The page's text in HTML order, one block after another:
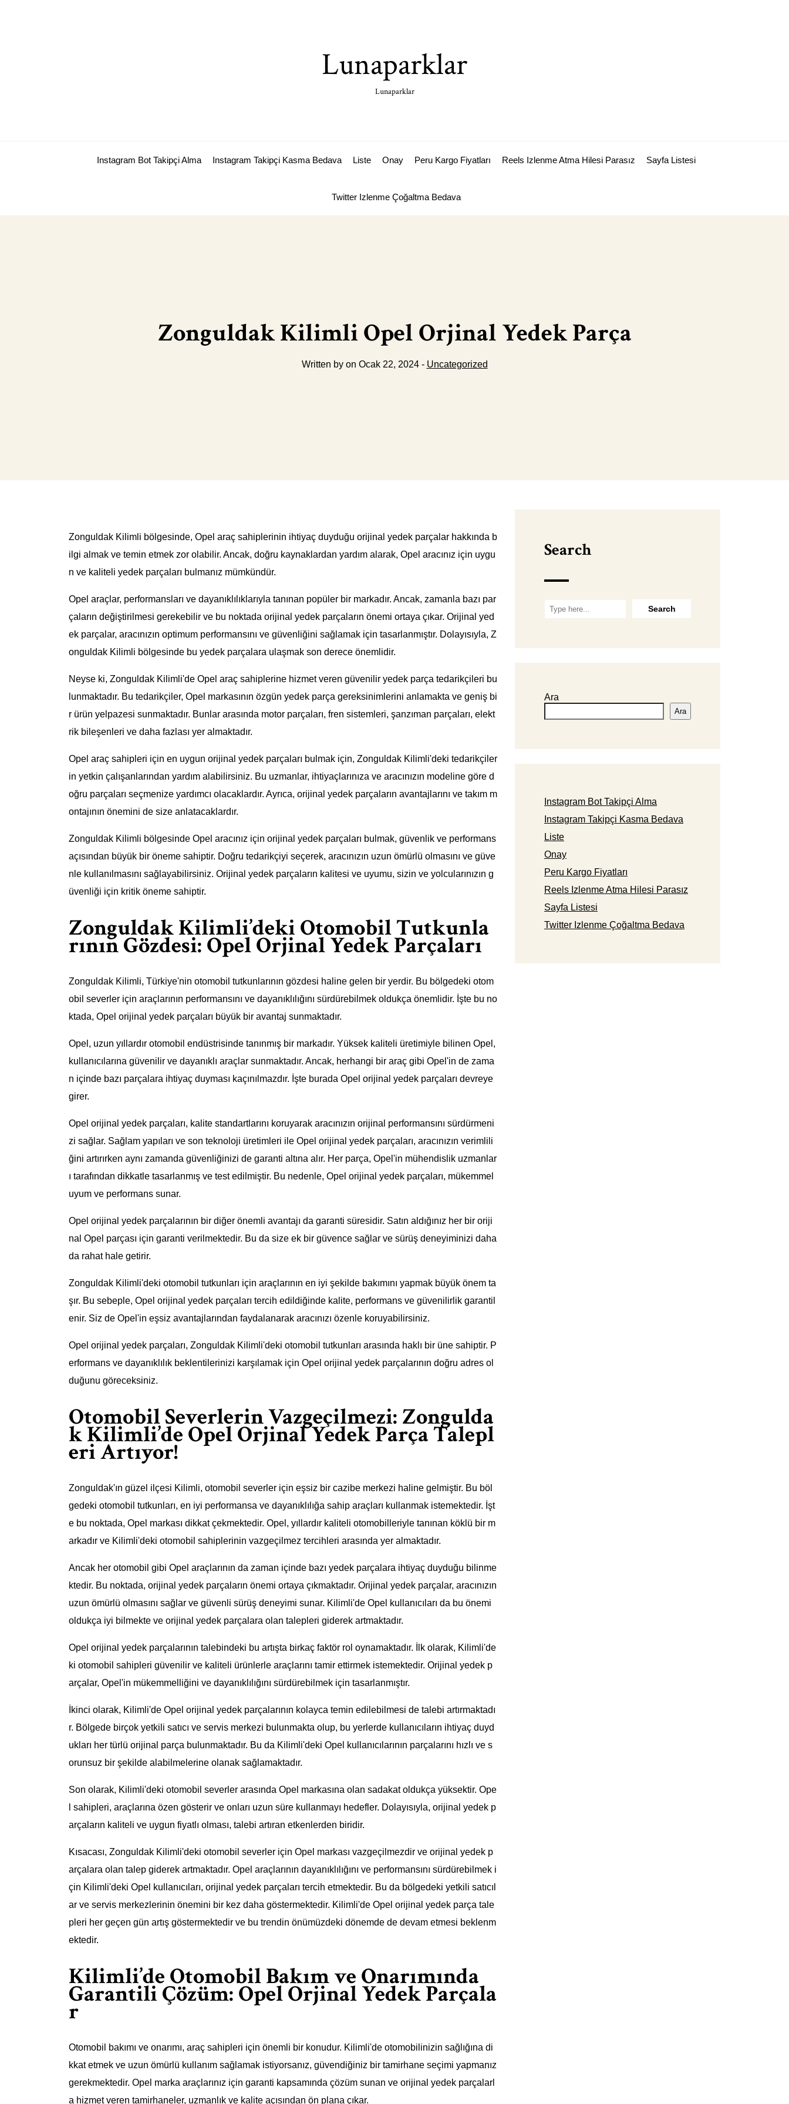
Lunaparklar
Lunaparklar
Instagram Bot Takipçi Alma Instagram Takipçi Kasma Bedava Liste Onay Peru Kargo Fiyatları Reels Izlenme Atma Hilesi Parasız Sayfa Listesi
Twitter Izlenme Çoğaltma Bedava
Zonguldak Kilimli Opel Orjinal Yedek Parça
Written by on Ocak 22, 2024 - Uncategorized
Zonguldak Kilimli bölgesinde, Opel araç sahiplerinin ihtiyaç duyduğu orijinal yedek parçalar hakkında b
ilgi almak ve temin etmek zor olabilir. Ancak, doğru kaynaklardan yardım alarak, Opel aracınız için uygu
n ve kaliteli yedek parçaları bulmanız mümkündür.
Opel araçlar, performansları ve dayanıklılıklarıyla tanınan popüler bir markadır. Ancak, zamanla bazı par
çaların değiştirilmesi gerekebilir ve bu noktada orijinal yedek parçaların önemi ortaya çıkar. Orijinal yed
ek parçalar, aracınızın optimum performansını ve güvenliğini sağlamak için tasarlanmıştır. Dolayısıyla, Z
onguldak Kilimli bölgesinde bu yedek parçalara ulaşmak son derece önemlidir.
Neyse ki, Zonguldak Kilimli'de Opel araç sahiplerine hizmet veren güvenilir yedek parça tedarikçileri bu
lunmaktadır. Bu tedarikçiler, Opel markasının özgün yedek parça gereksinimlerini anlamakta ve geniş bi
r ürün yelpazesi sunmaktadır. Bunlar arasında motor parçaları, fren sistemleri, şanzıman parçaları, elekt
rik bileşenleri ve daha fazlası yer almaktadır.
Opel araç sahipleri için en uygun orijinal yedek parçaları bulmak için, Zonguldak Kilimli'deki tedarikçiler
in yetkin çalışanlarından yardım alabilirsiniz. Bu uzmanlar, ihtiyaçlarınıza ve aracınızın modeline göre d
oğru parçaları seçmenize yardımcı olacaklardır. Ayrıca, orijinal yedek parçaların avantajlarını ve takım m
ontajının önemini de size anlatacaklardır.
Zonguldak Kilimli bölgesinde Opel aracınız için orijinal yedek parçaları bulmak, güvenlik ve performans
açısından büyük bir öneme sahiptir. Doğru tedarikçiyi seçerek, aracınızın uzun ömürlü olmasını ve güve
nle kullanılmasını sağlayabilirsiniz. Orijinal yedek parçaların kalitesi ve uyumu, sizin ve yolcularınızın g
üvenliği için kritik öneme sahiptir.
Zonguldak Kilimli’deki Otomobil Tutkunla
rının Gözdesi: Opel Orjinal Yedek Parçaları
Zonguldak Kilimli, Türkiye'nin otomobil tutkunlarının gözdesi haline gelen bir yerdir. Bu bölgedeki otom
obil severler için araçlarının performansını ve dayanıklılığını sürdürebilmek oldukça önemlidir. İşte bu no
ktada, Opel orijinal yedek parçaları büyük bir avantaj sunmaktadır.
Opel, uzun yıllardır otomobil endüstrisinde tanınmış bir markadır. Yüksek kaliteli üretimiyle bilinen Opel,
kullanıcılarına güvenilir ve dayanıklı araçlar sunmaktadır. Ancak, herhangi bir araç gibi Opel'in de zama
n içinde bazı parçalara ihtiyaç duyması kaçınılmazdır. İşte burada Opel orijinal yedek parçaları devreye
girer.
Opel orijinal yedek parçaları, kalite standartlarını koruyarak aracınızın orijinal performansını sürdürmeni
zi sağlar. Sağlam yapıları ve son teknoloji üretimleri ile Opel orijinal yedek parçaları, aracınızın verimlili
ğini artırırken aynı zamanda güvenliğinizi de garanti altına alır. Her parça, Opel'in mühendislik uzmanlar
ı tarafından dikkatle tasarlanmış ve test edilmiştir. Bu nedenle, Opel orijinal yedek parçaları, mükemmel
uyum ve performans sunar.
Opel orijinal yedek parçalarının bir diğer önemli avantajı da garanti süresidir. Satın aldığınız her bir oriji
nal Opel parçası için garanti verilmektedir. Bu da size ek bir güvence sağlar ve sürüş deneyiminizi daha
da rahat hale getirir.
Zonguldak Kilimli'deki otomobil tutkunları için araçlarının en iyi şekilde bakımını yapmak büyük önem ta
şır. Bu sebeple, Opel orijinal yedek parçaları tercih edildiğinde kalite, performans ve güvenilirlik garantil
enir. Siz de Opel'in eşsiz avantajlarından faydalanarak aracınızı özenle koruyabilirsiniz.
Opel orijinal yedek parçaları, Zonguldak Kilimli'deki otomobil tutkunları arasında haklı bir üne sahiptir. P
erformans ve dayanıklılık beklentilerinizi karşılamak için Opel orijinal yedek parçalarının doğru adres ol
duğunu göreceksiniz.
Otomobil Severlerin Vazgeçilmezi: Zongulda
k Kilimli’de Opel Orjinal Yedek Parça Talepl
eri Artıyor!
Zonguldak'ın güzel ilçesi Kilimli, otomobil severler için eşsiz bir cazibe merkezi haline gelmiştir. Bu böl
gedeki otomobil tutkunları, en iyi performansa ve dayanıklılığa sahip araçları kullanmak istemektedir. İşt
e bu noktada, Opel markası dikkat çekmektedir. Opel, yıllardır kaliteli otomobilleriyle tanınan köklü bir m
arkadır ve Kilimli'deki otomobil sahiplerinin vazgeçilmez tercihleri arasında yer almaktadır.
Ancak her otomobil gibi Opel araçlarının da zaman içinde bazı yedek parçalara ihtiyaç duyduğu bilinme
ktedir. Bu noktada, orijinal yedek parçaların önemi ortaya çıkmaktadır. Orijinal yedek parçalar, aracınızın
uzun ömürlü olmasını sağlar ve güvenli sürüş deneyimi sunar. Kilimli'de Opel kullanıcıları da bu önemi
oldukça iyi bilmekte ve orijinal yedek parçalara olan talepleri giderek artmaktadır.
Opel orijinal yedek parçalarının talebindeki bu artışta birkaç faktör rol oynamaktadır. İlk olarak, Kilimli'de
ki otomobil sahipleri güvenilir ve kaliteli ürünlerle araçlarını tamir ettirmek istemektedir. Orijinal yedek p
arçalar, Opel'in mükemmelliğini ve dayanıklılığını sürdürebilmek için tasarlanmıştır.
İkinci olarak, Kilimli'de Opel orijinal yedek parçalarının kolayca temin edilebilmesi de talebi artırmaktadı
r. Bölgede birçok yetkili satıcı ve servis merkezi bulunmakta olup, bu yerlerde kullanıcıların ihtiyaç duyd
ukları her türlü orijinal parça bulunmaktadır. Bu da Kilimli'deki Opel kullanıcılarının parçalarını hızlı ve s
orunsuz bir şekilde alabilmelerine olanak sağlamaktadır.
Son olarak, Kilimli'deki otomobil severler arasında Opel markasına olan sadakat oldukça yüksektir. Ope
l sahipleri, araçlarına özen gösterir ve onları uzun süre kullanmayı hedefler. Dolayısıyla, orijinal yedek p
arçaların kaliteli ve uygun fiyatlı olması, talebi artıran etkenlerden biridir.
Kısacası, Zonguldak Kilimli'deki otomobil severler için Opel markası vazgeçilmezdir ve orijinal yedek p
arçalara olan talep giderek artmaktadır. Opel araçlarının dayanıklılığını ve performansını sürdürebilmek i
çin Kilimli'deki Opel kullanıcıları, orijinal yedek parçaları tercih etmektedir. Bu da bölgedeki yetkili satıcıl
ar ve servis merkezlerinin önemini bir kez daha göstermektedir. Kilimli'de Opel orijinal yedek parça tale
pleri her geçen gün artış göstermektedir ve bu trendin önümüzdeki dönemde de devam etmesi beklenm
ektedir.
Kilimli’de Otomobil Bakım ve Onarımında
Garantili Çözüm: Opel Orjinal Yedek Parçala
r
Otomobil bakımı ve onarımı, araç sahipleri için önemli bir konudur. Kilimli'de otomobilinizin sağlığına di
kkat etmek ve uzun ömürlü kullanım sağlamak istiyorsanız, güvendiğiniz bir tamirhane seçimi yapmanız
gerekmektedir. Opel marka araçlarınız için garanti kapsamında çözüm sunan ve orijinal yedek parçalarl
a hizmet veren tamirhaneler, uzmanlık ve kalite açısından ön plana çıkar.
Search
Ara
Ara
Instagram Bot Takipçi Alma
Instagram Takipçi Kasma Bedava
Liste
Onay
Peru Kargo Fiyatları
Reels Izlenme Atma Hilesi Parasız
Sayfa Listesi
Twitter Izlenme Çoğaltma Bedava